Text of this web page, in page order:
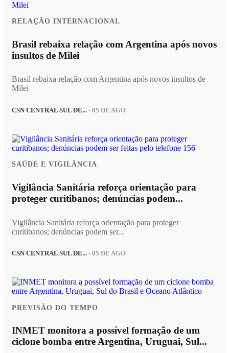
RELAÇÃO INTERNACIONAL
Brasil rebaixa relação com Argentina após novos
insultos de Milei
Brasil rebaixa relação com Argentina após novos insultos de
Milei
CSN CENTRAL SUL DE... - 05 DE AGO
SAÚDE E VIGILÂNCIA
Vigilância Sanitária reforça orientação para
proteger curitibanos; denúncias podem...
Vigilância Sanitária reforça orientação para proteger
curitibanos; denúncias podem ser...
CSN CENTRAL SUL DE... - 05 DE AGO
PREVISÃO DO TEMPO
INMET monitora a possível formação de um
ciclone bomba entre Argentina, Uruguai, Sul...